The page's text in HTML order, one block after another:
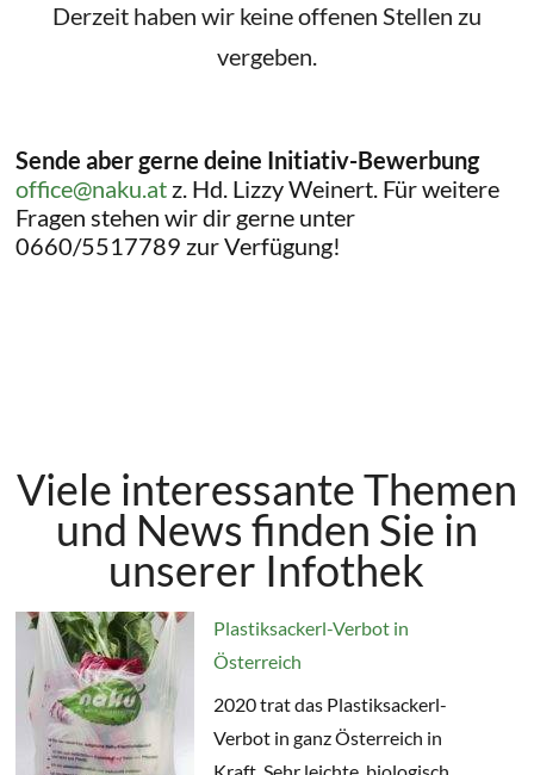
Derzeit haben wir keine offenen Stellen zu
vergeben.
Sende aber gerne deine Initiativ-Bewerbung
office@naku.at z. Hd. Lizzy Weinert. Für weitere
Fragen stehen wir dir gerne unter
0660/5517789 zur Verfügung!
Viele interessante Themen
und News finden Sie in
unserer Infothek
Plastiksackerl-Verbot in
Österreich
2020 trat das Plastiksackerl-
Verbot in ganz Österreich in